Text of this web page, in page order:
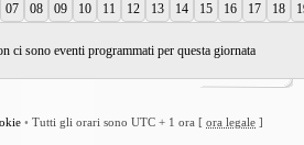
07 08 09 10 11 12 13 14 15 16 17 18
ci sono eventi programmati per questa giornata
• Tutti gli orari sono UTC + 1 ora [ ora legale ]